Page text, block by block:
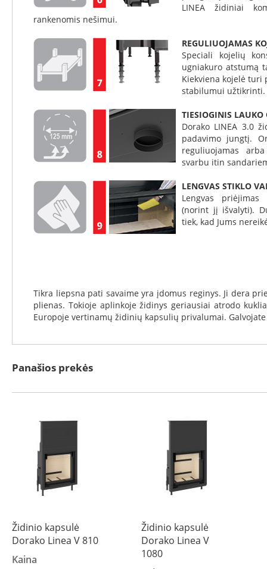
Kamino
reguliatoriai
priemonės
Karščiui
atsparios
priedai
Karščiui
Karščiui
atsparūs
Karščiui
atspari
Karščiui
folija
montavimas
montavimas
Kaminų
valymas
Skylių
LINEA židiniai
rankenomis nešimui.
REGULIUOJAMAS
Speciali kojelių
ugniakuro atstumą
Kiekviena kojelė
stabilumui užtikrinti.
TIESIOGINIS
Dorako LINEA 3.0
padavimo jungtį.
reguliuojamas
svarbu itin
LENGVAS STIKLO
Lengvas
(norint jį išvalyti).
tiek, kad Jums
Tikra liepsna pati savaime yra įdomus reginys. Ji dera
plienas. Tokioje aplinkoje židinys geriausiai atrodo
Europoje vertinamų židinių kapsulių privalumai.
Panašios prekės
Židinio kapsulė
Dorako Linea V 810
Kaina
Židinio kapsulė
Dorako Linea V
1080